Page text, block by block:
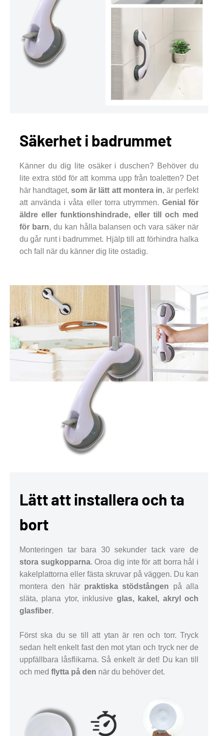
Säkerhet i badrummet
Känner du dig lite osäker i duschen? Behöver du
lite extra stöd för att komma upp från toaletten? Det
här handtaget,som är lätt att montera in, är perfekt
att använda i våta eller torra utrymmen. Genial för
äldre eller funktionshindrade, eller till och med
för barn, du kan hålla balansen och vara säker när
du går runt i badrummet. Hjälp till att förhindra halka
och fall när du känner dig lite ostadig.
Lätt att installera och ta
bort
Monteringen tar bara 30 sekunder tack vare de
stora sugkopparna. Oroa dig inte för att borra hål i
kakelplattorna eller fästa skruvar på väggen. Du kan
montera den här praktiska stödstången på alla
släta, plana ytor, inklusive glas, kakel, akryl och
glasfiber.
Först ska du se till att ytan är ren och torr. Tryck
sedan helt enkelt fast den mot ytan och tryck ner de
uppfällbara låsflikarna. Så enkelt är det! Du kan till
och med flytta på den när du behöver det.